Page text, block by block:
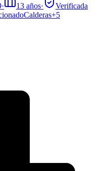
· 13 años·
Verificada
Calderas+5